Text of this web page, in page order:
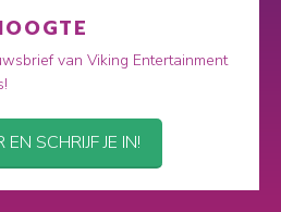
van Viking Entertainment
EN SCHRIJF JE IN!